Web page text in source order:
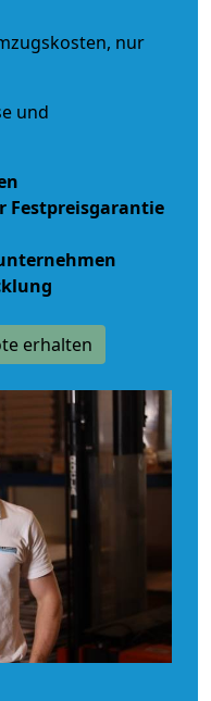
nur
und
Festpreisgarantie
erhalten